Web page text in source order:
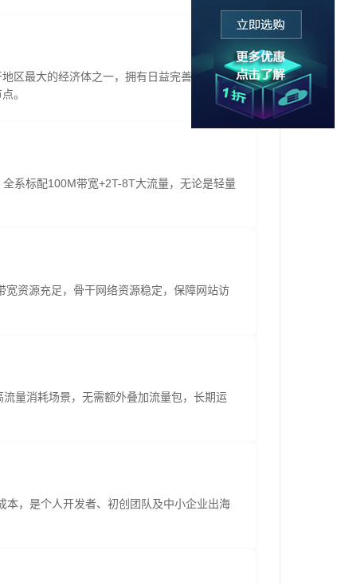
区最大的经济体之一，拥有日益完善的互联网
。
系标配100M带宽+2T-8T大流量，无论是轻量
资源充足，骨干网络资源稳定，保障网站访
量消耗场景，无需额外叠加流量包，长期运
，是个人开发者、初创团队及中小企业出海